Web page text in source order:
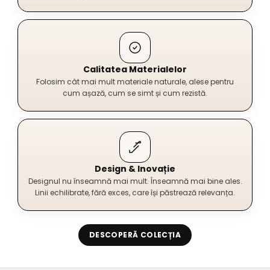
Calitatea Materialelor
Folosim cât mai mult materiale naturale, alese pentru
cum așază, cum se simt și cum rezistă.
Design & Inovație
Designul nu înseamnă mai mult. Înseamnă mai bine ales.
Linii echilibrate, fără exces, care își păstrează relevanța.
DESCOPERĂ COLECȚIA